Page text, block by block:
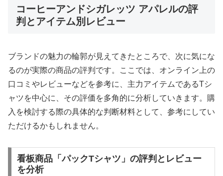
コーヒーアンドシガレッツ アパレルの評
判とアイテム別レビュー
ブランドの魅力の輪郭が見えてきたところで、次に気にな
るのが実際の商品の評判です。ここでは、オンライン上の
口コミやレビューなどを参考に、主力アイテムであるTシ
ャツを中心に、その評価を多角的に分析していきます。購
入を検討する際の具体的な判断材料として、参考にしてい
ただけるかもしれません。
看板商品「パックTシャツ」の評判とレビュー
を分析